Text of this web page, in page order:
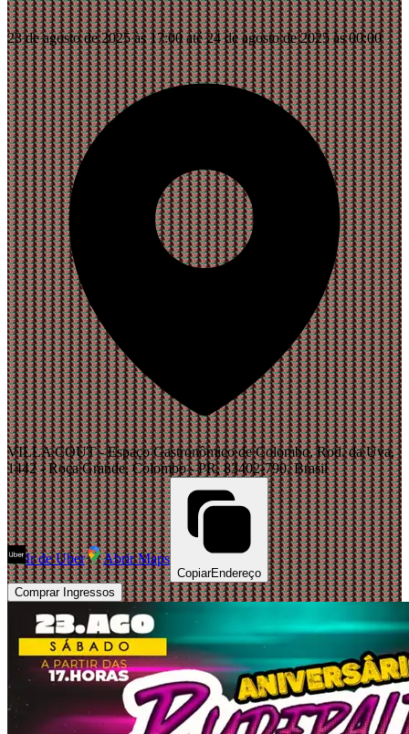
23 de agosto de 2025 às 17:00 até 24 de agosto de 2025 às 00:00
VILLA COUT - Espaço Gastronômico de Colombo, Rod. da Uva,
1442 - Roça Grande, Colombo - PR, 83402-790, Brasil
Ir de Uber Abrir Maps
CopiarEndereço
Comprar Ingressos